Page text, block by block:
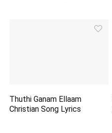
Thuthi Ganam Ellaam
Christian Song Lyrics